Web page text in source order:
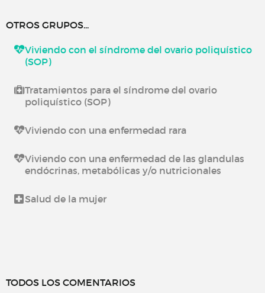
OTROS GRUPOS...
Viviendo con el síndrome del ovario poliquístico
(SOP)
Tratamientos para el síndrome del ovario
poliquístico (SOP)
Viviendo con una enfermedad rara
Viviendo con una enfermedad de las glandulas
endócrinas, metabólicas y/o nutricionales
Salud de la mujer
TODOS LOS COMENTARIOS